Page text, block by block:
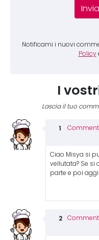
Notificami i nuovi
Policy
I
Lascia il tuo
Ciao Misya si
vellutata? Se si
parte e poi